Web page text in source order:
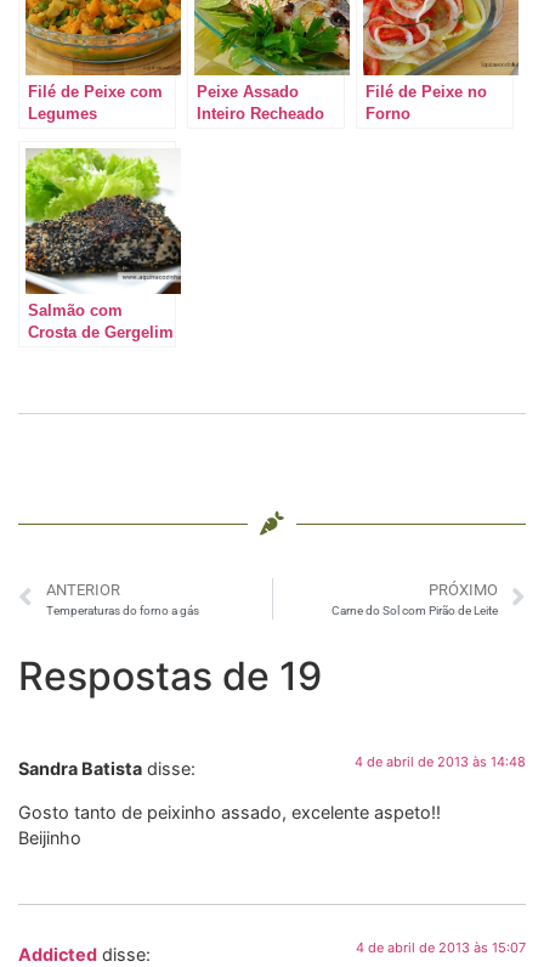
Filé de Peixe com
Legumes
Peixe Assado
Inteiro Recheado
Filé de Peixe no
Forno
Salmão com
Crosta de Gergelim
ANTERIOR
Temperaturas do forno a gás
PRÓXIMO
Carne do Sol com Pirão de Leite
Respostas de 19
Sandra Batista disse: 4 de abril de 2013 às 14:48
Gosto tanto de peixinho assado, excelente aspeto!!
Beijinho
Addicted disse: 4 de abril de 2013 às 15:07